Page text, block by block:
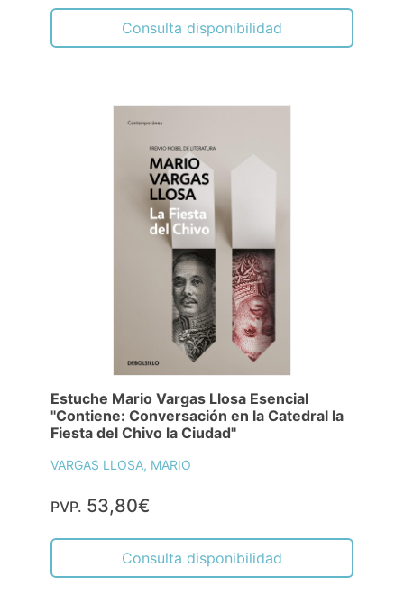
Consulta disponibilidad
Estuche Mario Vargas Llosa Esencial
"Contiene: Conversación en la Catedral la
Fiesta del Chivo la Ciudad"
VARGAS LLOSA, MARIO
PVP. 53,80€
Consulta disponibilidad